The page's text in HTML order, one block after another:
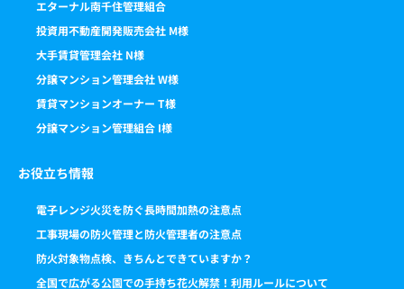
エターナル南千住管理組合
投資用不動産開発販売会社 M様
大手賃貸管理会社 N様
分譲マンション管理会社 W様
賃貸マンションオーナー T様
分譲マンション管理組合 I様
お役立ち情報
電子レンジ火災を防ぐ長時間加熱の注意点
工事現場の防火管理と防火管理者の注意点
防火対象物点検、きちんとできていますか？
全国で広がる公園での手持ち花火解禁！利用ルールについて